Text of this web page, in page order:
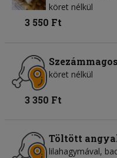
köret nélkül
3 550 Ft
köret nélkül
3 350 Ft
Töltött
lilahagymával,